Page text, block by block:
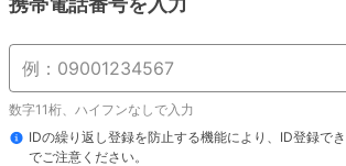
数字11桁、ハイフンなしで入力
IDの繰り返し登録を防止する機能により、ID登録で
でご注意ください。